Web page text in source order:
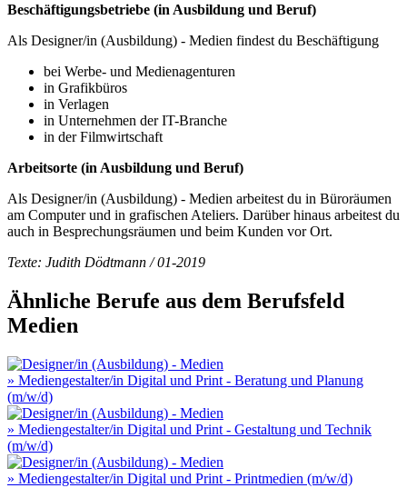
Beschäftigungsbetriebe (in Ausbildung und Beruf)
Als Designer/in (Ausbildung) - Medien findest du Beschäftigung
bei Werbe- und Medienagenturen
in Grafikbüros
in Verlagen
in Unternehmen der IT-Branche
in der Filmwirtschaft
Arbeitsorte (in Ausbildung und Beruf)
Als Designer/in (Ausbildung) - Medien arbeitest du in Büroräumen
am Computer und in grafischen Ateliers. Darüber hinaus arbeitest du
auch in Besprechungsräumen und beim Kunden vor Ort.
Texte: Judith Dödtmann / 01-2019
Ähnliche Berufe aus dem Berufsfeld
Medien
» Mediengestalter/in Digital und Print - Beratung und Planung
(m/w/d)
» Mediengestalter/in Digital und Print - Gestaltung und Technik
(m/w/d)
» Mediengestalter/in Digital und Print - Printmedien (m/w/d)